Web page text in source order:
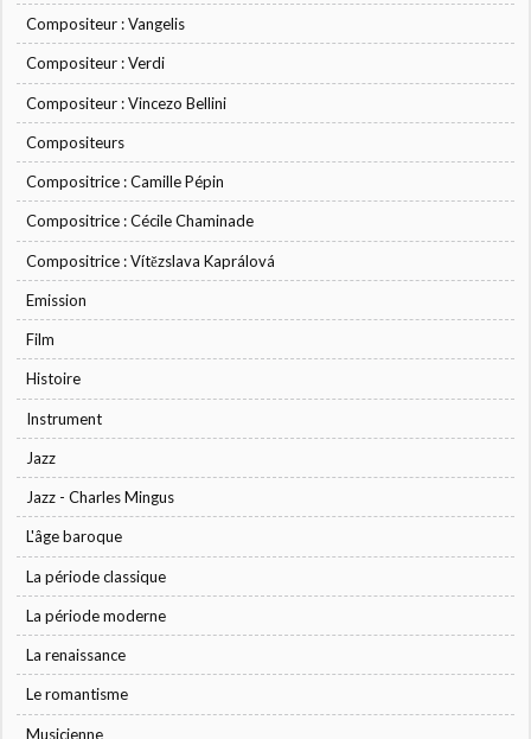
Compositeur : Vangelis
Compositeur : Verdi
Compositeur : Vincezo Bellini
Compositeurs
Compositrice : Camille Pépin
Compositrice : Cécile Chaminade
Compositrice : Vítězslava Kaprálová
Emission
Film
Histoire
Instrument
Jazz
Jazz - Charles Mingus
L'âge baroque
La période classique
La période moderne
La renaissance
Le romantisme
Musicienne